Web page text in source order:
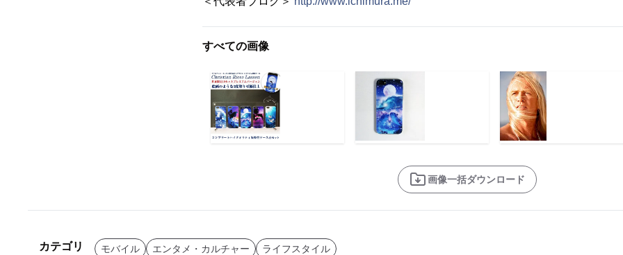
すべての画像
画像一括ダウンロード
カテゴリ モバイル エンタメ・カルチャー ライフスタイル